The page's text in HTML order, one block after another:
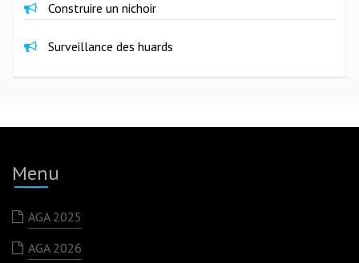
Construire un nichoir
Surveillance des huards
Menu
AGA 2025
AGA 2026